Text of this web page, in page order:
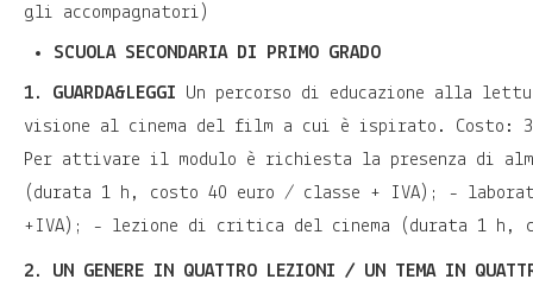
gli accompagnatori)
SCUOLA SECONDARIA DI PRIMO GRADO
1. GUARDA&LEGGI Un percorso di educazione alla
visione al cinema del film a cui è ispirato. Costo:
Per attivare il modulo è richiesta la presenza di
(durata 1 h, costo 40 euro / classe + IVA); -
+IVA); - lezione di critica del cinema (durata 1 h,
2. UN GENERE IN QUATTRO LEZIONI / UN TEMA IN